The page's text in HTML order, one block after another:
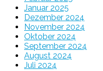
Januar 2025
Dezember 2024
November 2024
Oktober 2024
September 2024
August 2024
Juli 2024